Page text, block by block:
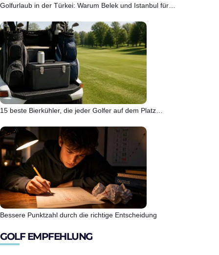
Golfurlaub in der Türkei: Warum Belek und Istanbul für…
15 beste Bierkühler, die jeder Golfer auf dem Platz…
Bessere Punktzahl durch die richtige Entscheidung
GOLF EMPFEHLUNG